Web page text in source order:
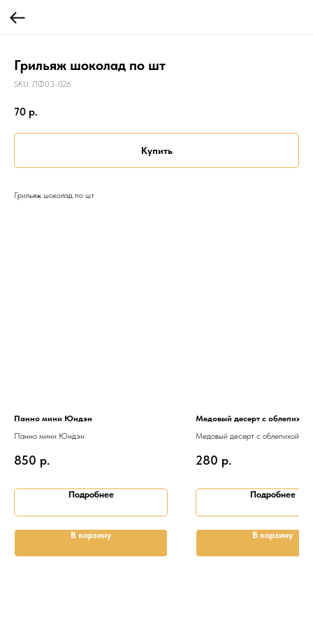
Грильяж шоколад по шт
SKU: ЛФ03-026
70 р.
Купить
Грильяж шоколад по шт
Панно мини Юндэн
Панно мини Юндэн
850 р.
Подробнее
В корзину
Медовый десерт с облепихой
Медовый десерт с облепихой
280 р.
Подробнее
В корзину